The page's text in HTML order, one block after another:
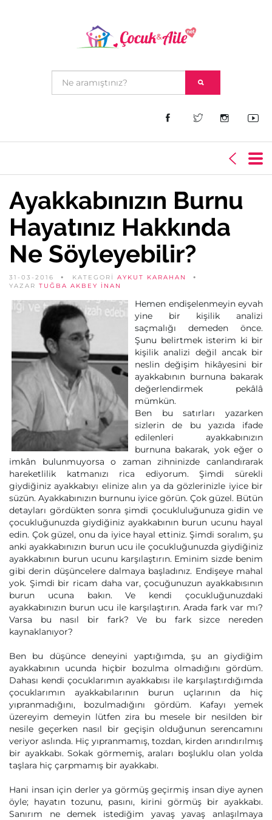
Ayakkabınızın Burnu
Hayatınız Hakkında
Ne Söyleyebilir?
31-03-2016 KATEGORİ AYKUT KARAHAN
YAZAR TUĞBA AKBEY İNAN
Hemen endişelenmeyin eyvah
yine bir kişilik analizi
saçmalığı demeden önce.
Şunu belirtmek isterim ki bir
kişilik analizi değil ancak bir
neslin değişim hikâyesini bir
ayakkabının burnuna bakarak
değerlendirmek pekâlâ
mümkün.
Ben bu satırları yazarken
sizlerin de bu yazıda ifade
edilenleri ayakkabınızın
burnuna bakarak, yok eğer o
imkân bulunmuyorsa o zaman zihninizde canlandırarak
hareketlilik katmanızı rica ediyorum. Şimdi sürekli
giydiğiniz ayakkabıyı elinize alın ya da gözlerinizle iyice bir
süzün. Ayakkabınızın burnunu iyice görün. Çok güzel. Bütün
detayları gördükten sonra şimdi çocukluluğunuza gidin ve
çocukluğunuzda giydiğiniz ayakkabının burun ucunu hayal
edin. Çok güzel, onu da iyice hayal ettiniz. Şimdi soralım, şu
anki ayakkabınızın burun ucu ile çocukluğunuzda giydiğiniz
ayakkabının burun ucunu karşılaştırın. Eminim sizde benim
gibi derin düşüncelere dalmaya başladınız. Endişeye mahal
yok. Şimdi bir ricam daha var, çocuğunuzun ayakkabısının
burun ucuna bakın. Ve kendi çocukluğunuzdaki
ayakkabınızın burun ucu ile karşılaştırın. Arada fark var mı?
Varsa bu nasıl bir fark? Ve bu fark sizce nereden
kaynaklanıyor?
Ben bu düşünce deneyini yaptığımda, şu an giydiğim
ayakkabının ucunda hiçbir bozulma olmadığını gördüm.
Dahası kendi çocuklarımın ayakkabısı ile karşılaştırdığımda
çocuklarımın ayakkabılarının burun uçlarının da hiç
yıpranmadığını, bozulmadığını gördüm. Kafayı yemek
üzereyim demeyin lütfen zira bu mesele bir nesilden bir
nesile geçerken nasıl bir geçişin olduğunun serencamını
veriyor aslında. Hiç yıpranmamış, tozdan, kirden arındırılmış
bir ayakkabı. Sokak görmemiş, araları boşluklu olan yolda
taşlara hiç çarpmamış bir ayakkabı.
Hani insan için derler ya görmüş geçirmiş insan diye aynen
öyle; hayatın tozunu, pasını, kirini görmüş bir ayakkabı.
Sanırım ne demek istediğim yavaş yavaş anlaşılmaya